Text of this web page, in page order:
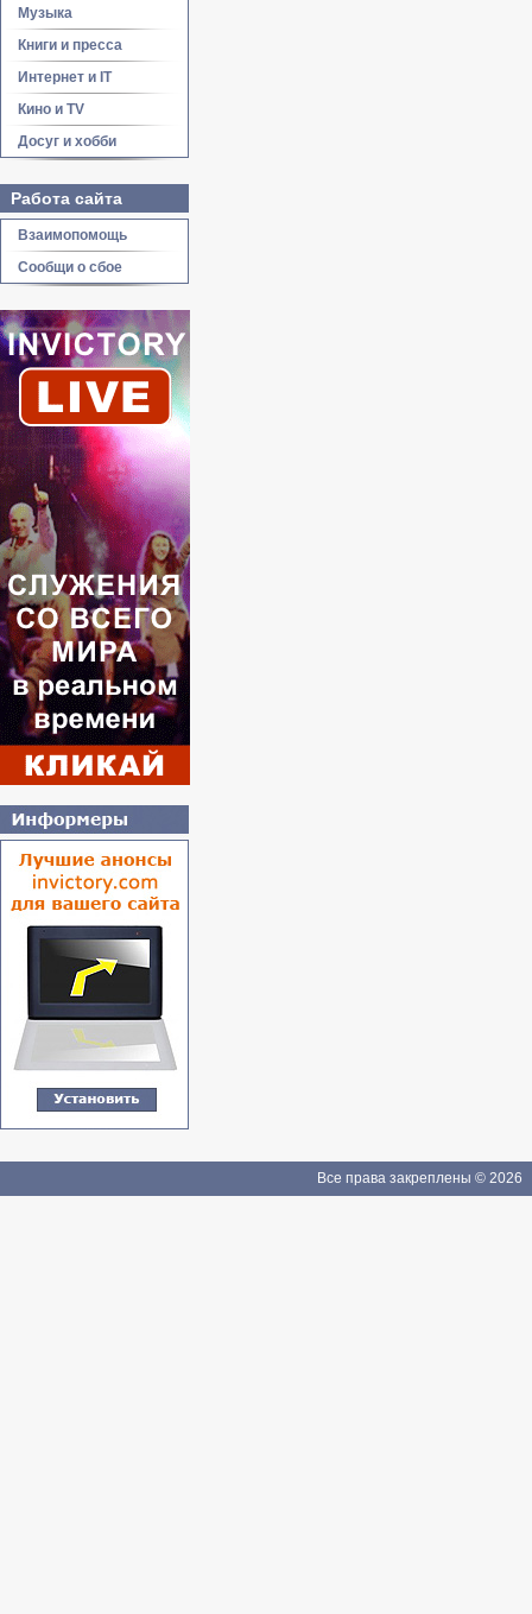
Музыка
Книги и пресса
Интернет и IT
Кино и TV
Досуг и хобби
Работа сайта
Взаимопомощь
Сообщи о сбое
Все права закреплены © 2026